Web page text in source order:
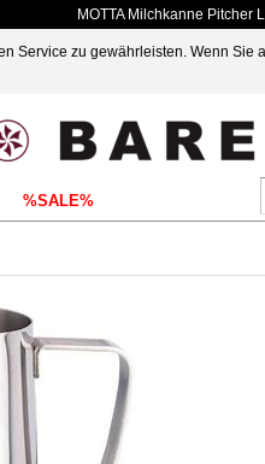
Service zu gewährleisten. Wenn Sie
MOTTA Milchkanne Pitcher
%SALE%